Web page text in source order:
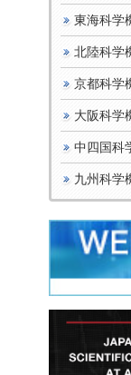
東海科学
北陸科学
京都科学
大阪科学
中四国科
九州科学